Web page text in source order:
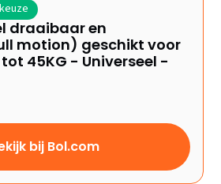
draaibaar en
motion) geschikt voor
45KG - Universeel -
bij Bol.com